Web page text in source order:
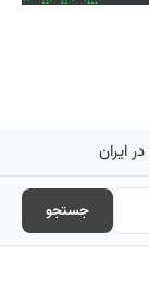
ایران
جستجو